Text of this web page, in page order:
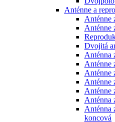
Anténne a
Anténne
Anténne
Dvojitá
Anténna
Anténne
Anténne
Anténne
Anténne
Anténna
Anténna
koncová